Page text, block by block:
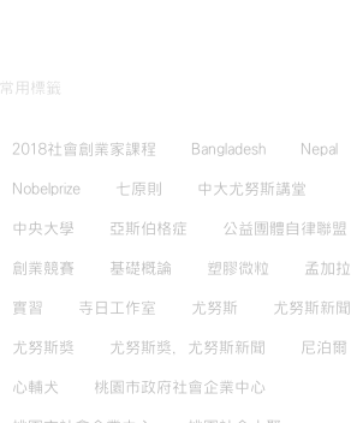
常用標籤
2018社會創業家課程 Bangladesh Nepal
Nobelprize 七原則 中大尤努斯講堂
中央大學 亞斯伯格症 公益團體自律聯盟
創業競賽 基礎概論 塑膠微粒 孟加拉
實習 寺日工作室 尤努斯 尤努斯新聞
尤努斯獎 尤努斯獎，尤努斯新聞 尼泊爾
心輔犬 桃園市政府社會企業中心